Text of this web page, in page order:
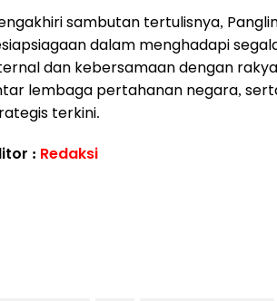
sambutan tertulisnya,
dalam menghadapi
dan kebersamaan dengan
lembaga pertahanan negara,
terkini.
: Redaksi